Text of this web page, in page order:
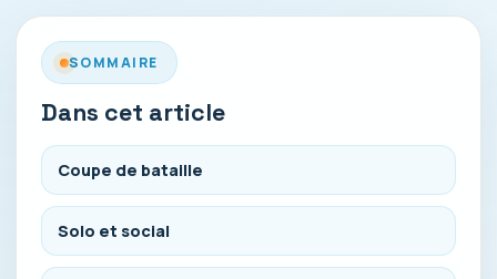
SOMMAIRE
Dans cet article
Coupe de bataille
Solo et social